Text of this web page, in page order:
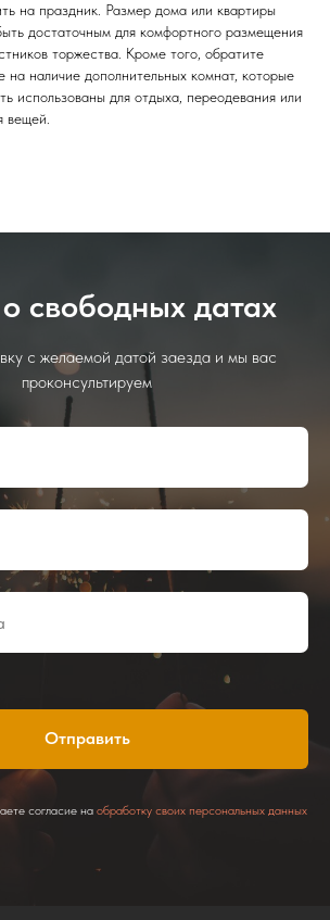
на праздник. Размер дома или квартиры
достаточным для комфортного размещения
торжества. Кроме того, обратите
на наличие дополнительных комнат, которые
использованы для отдыха, переодевания или
вещей.
свободных датах
с желаемой датой заезда и мы вас
проконсультируем
Отправить
согласие на обработку своих персональных данных